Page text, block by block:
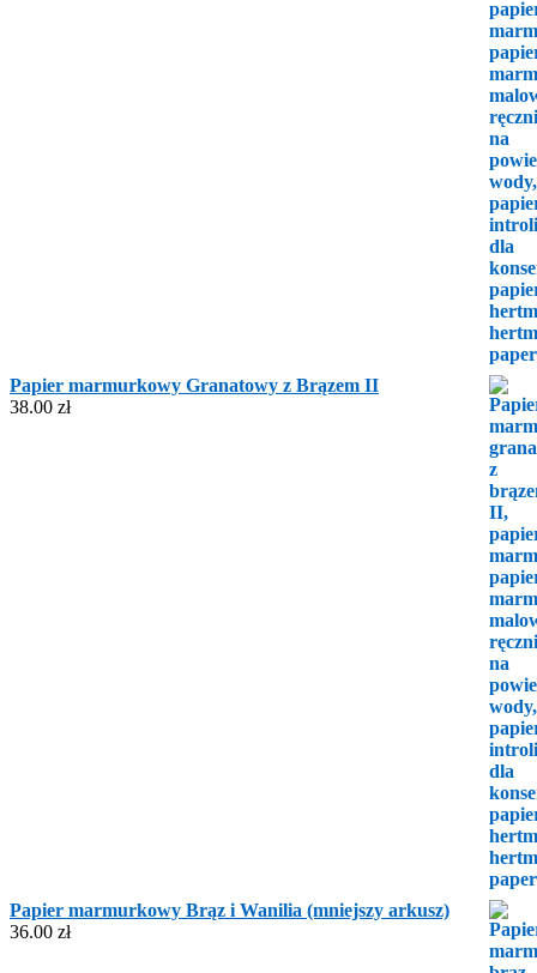
Papier marmurkowy Granatowy z Brązem II
38.00 zł
Papier marmurkowy Brąz i Wanilia (mniejszy arkusz)
36.00 zł